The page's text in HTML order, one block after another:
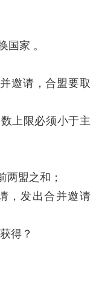
家 。
邀请，合盟要取
上限必须小于主
两盟之和；
，发出合并邀请
得？